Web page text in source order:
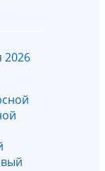
2026